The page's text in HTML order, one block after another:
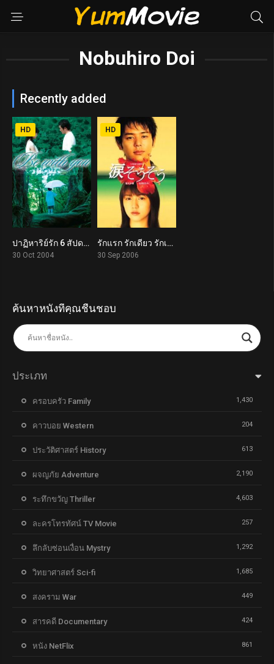
Nobuhiro Doi
Recently added
7.9
HD
ปาฏิหาริย์รัก 6 สัปดาห์ เปลี่ยนฉันให้รักเธอ Be with You (2004)
30 Oct 2004
6.7
HD
รักแรก รักเดียว รักเธอ Tears for You (2006)
30 Sep 2006
ค้นหาหนังที่คุณชื่นชอบ
ประเภท
ครอบครัว Family 1,430
คาวบอย Western 204
ประวัติศาสตร์ History 613
ผจญภัย Adventure 2,190
ระทึกขวัญ Thriller 4,603
ละครโทรทัศน์ TV Movie 257
ลึกลับซ่อนเงื่อน Mystry 1,292
วิทยาศาสตร์ Sci-fi 1,685
สงคราม War 449
สารคดี Documentary 424
หนัง NetFlix 861